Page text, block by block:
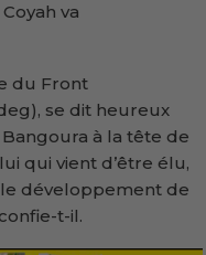
va
du Front
se dit heureux
à la tête de
qui vient d’être élu,
le développement de
t-il.